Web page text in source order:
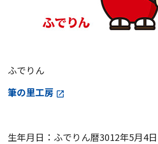
ふでりん
筆の里工房
生年月日：ふでりん暦3012年5月4日